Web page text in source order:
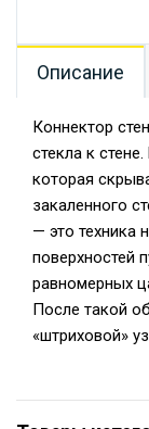
Описание
Коннектор
стекла к
которая
закаленного
— это техника
поверхностей
равномерных
После такой
«штриховой»